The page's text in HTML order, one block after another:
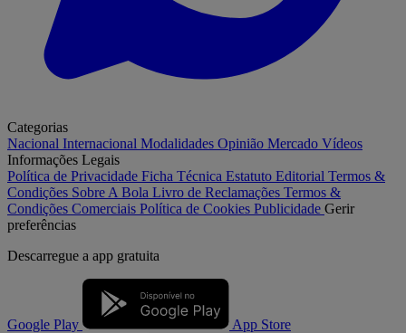
Categorias
Nacional Internacional Modalidades Opinião Mercado Vídeos
Informações Legais
Política de Privacidade Ficha Técnica Estatuto Editorial Termos &
Condições Sobre A Bola Livro de Reclamações Termos &
Condições Comerciais Política de Cookies Publicidade Gerir
preferências
Descarregue a app gratuita
Google Play App Store